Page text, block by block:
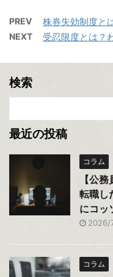
PREV 株券失効制度と
NEXT 受忍限度とは？
検索
最近の投稿
コラム
【公
転職し
にコッ
2026/
コラム